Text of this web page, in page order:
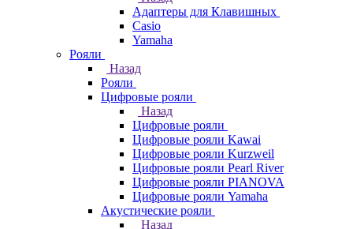
Адаптеры для Клавишных
Casio
Yamaha
Рояли
Назад
Рояли
Цифровые рояли
Назад
Цифровые рояли
Цифровые рояли Kawai
Цифровые рояли Kurzweil
Цифровые рояли Pearl River
Цифровые рояли PIANOVA
Цифровые рояли Yamaha
Акустические рояли
Назад